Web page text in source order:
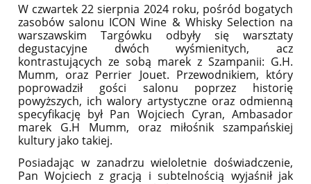
W czwartek 22 sierpnia 2024 roku, pośród bogatych
zasobów salonu ICON Wine & Whisky Selection na
warszawskim Targówku odbyły się warsztaty
degustacyjne dwóch wyśmienitych, acz
kontrastujących ze sobą marek z Szampanii: G.H.
Mumm, oraz Perrier Jouet. Przewodnikiem, który
poprowadził gości salonu poprzez historię
powyższych, ich walory artystyczne oraz odmienną
specyfikację był Pan Wojciech Cyran, Ambasador
marek G.H Mumm, oraz miłośnik szampańskiej
kultury jako takiej.
Posiadając w zanadrzu wieloletnie doświadczenie,
Pan Wojciech z gracją i subtelnością wyjaśnił jak